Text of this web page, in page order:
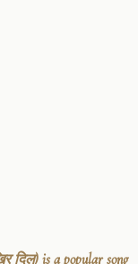
दिल) is a popular song